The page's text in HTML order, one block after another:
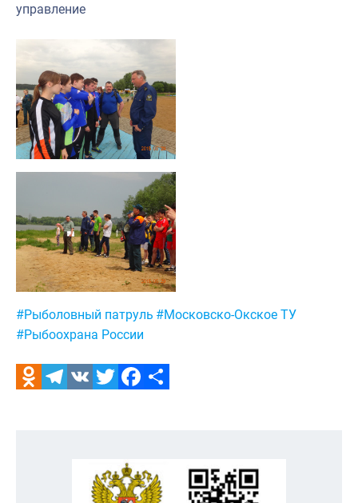
управление
Метки:
#Рыболовный патруль #Московско-Окское ТУ
#Рыбоохрана России